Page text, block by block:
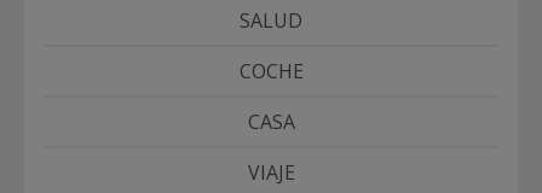
SALUD
COCHE
CASA
VIAJE